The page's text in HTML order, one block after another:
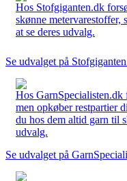
Hos Stofgiganten.dk
skønne
at se deres udvalg.
Se udvalget på
Hos
men opkøber restpartier
du hos dem altid garn til
udvalg.
Se udvalget på